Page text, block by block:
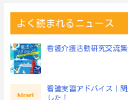
ョ
ン
よく読まれるニュース
看護介護活動研究交流
看護実習アドバイス｜
した！